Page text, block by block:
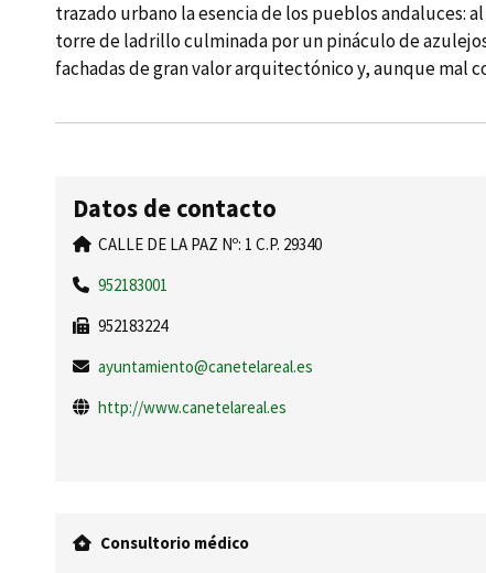
trazado urbano la esencia de los pueblos andaluces:
torre de ladrillo culminada por un pináculo de
fachadas de gran valor arquitectónico y, aunque mal
Datos de contacto
CALLE DE LA PAZ Nº: 1 C.P. 29340
952183001
952183224
ayuntamiento@canetelareal.es
http://www.canetelareal.es
Consultorio médico